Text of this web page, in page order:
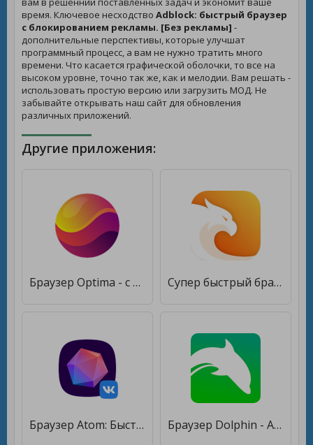
время. Ключевое несходство Adblock: быстрый браузер
с блокированием рекламы. [Без рекламы] -
дополнительные перспективы, которые улучшат
программный процесс, а вам не нужно тратить много
времени. Что касается графической оболочки, то все на
высоком уровне, точно так же, как и мелодии. Вам решать -
использовать простую версию или загрузить МОД. Не
забывайте открывать наш сайт для обновления
различных приложений.
Другие приложения:
Браузер Optima - с поддержкой AdBlock & Extensions [Premium] Супер быстрый браузер [Premium]
Браузер Atom: Быстрый браузер и поиск в интернете [Premium] Браузер Dolphin - AdBlock, Быстро и прайвеси